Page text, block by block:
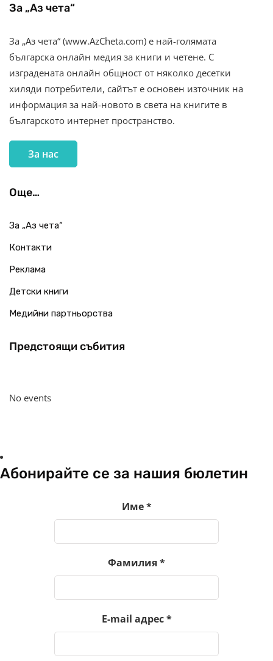
За „Аз чета“
За „Аз чета“ (www.AzCheta.com) е най-голямата
българска онлайн медия за книги и четене. С
изградената онлайн общност от няколко десетки
хиляди потребители, сайтът е основен източник на
информация за най-новото в света на книгите в
българското интернет пространство.
За нас
Още…
За „Аз чета“
Контакти
Реклама
Детски книги
Медийни партньорства
Предстоящи събития
No events
Абонирайте се за нашия бюлетин
Име*
Фамилия*
E-mail адрес*